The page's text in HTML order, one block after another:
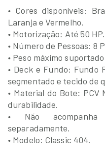
• Cores disponíveis:
Laranja e Vermelho.
• Motorização: Até 50 HP.
• Número de Pessoas: 8
• Peso máximo
• Deck e Fundo: Fundo
segmentado e tecido de
• Material do Bote:
durabilidade.
• Não
separadamente.
• Modelo: Classic 404.